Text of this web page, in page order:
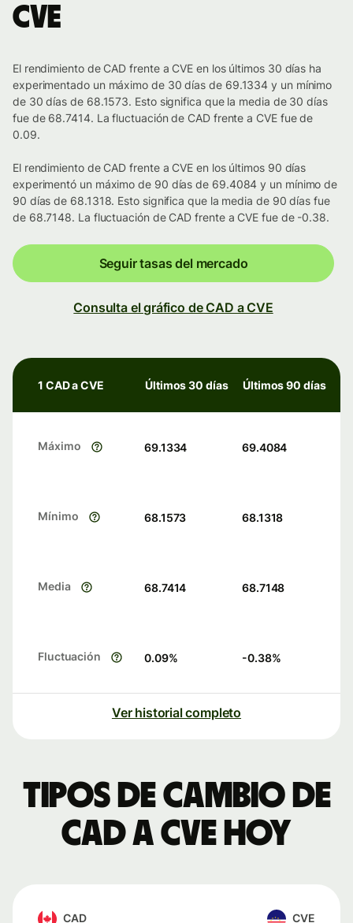
CVE
El rendimiento de CAD frente a CVE en los últimos 30 días ha
experimentado un máximo de 30 días de 69.1334 y un mínimo
de 30 días de 68.1573. Esto significa que la media de 30 días
fue de 68.7414. La fluctuación de CAD frente a CVE fue de
0.09.
El rendimiento de CAD frente a CVE en los últimos 90 días
experimentó un máximo de 90 días de 69.4084 y un mínimo de
90 días de 68.1318. Esto significa que la media de 90 días fue
de 68.7148. La fluctuación de CAD frente a CVE fue de -0.38.
Seguir tasas del mercado
Consulta el gráfico de CAD a CVE
1 CAD a CVE Últimos 30 días Últimos 90 días
Máximo 69.1334 69.4084
Mínimo 68.1573 68.1318
Media 68.7414 68.7148
Fluctuación 0.09% -0.38%
Ver historial completo
Tipos de cambio de
CAD a CVE hoy
CAD CVE